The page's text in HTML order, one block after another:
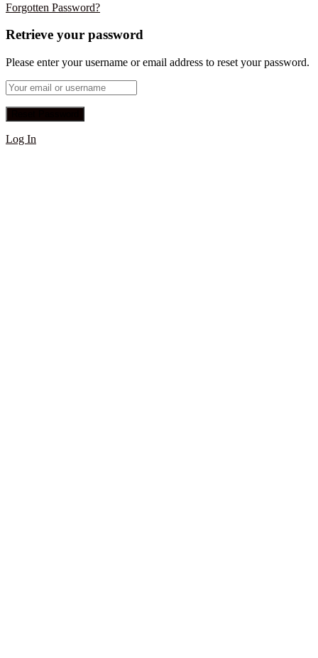
Forgotten Password?
Retrieve your password
Please enter your username or email address to reset your password.
Log In